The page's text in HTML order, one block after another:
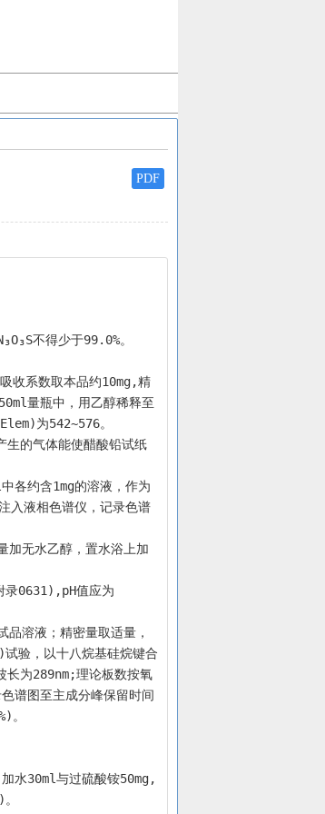
PDF
不得少于99.0%。
收系数取本品约10mg,精
量瓶中，用乙醇稀释至
为542~576。
生的气体能使醋酸铅试纸
各约含1mg的溶液，作为
入液相色谱仪，记录色谱
加无水乙醇，置水浴上加
录0631),pH值应为
溶液；精密量取适量，
验，以十八烷基硅烷键合
为289nm;理论板数按氧
谱图至主成分峰保留时间
。
水30ml与过硫酸铵50mg,